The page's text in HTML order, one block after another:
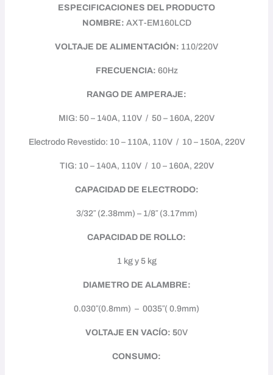
ESPECIFICACIONES DEL PRODUCTO
NOMBRE: AXT-EM160LCD
VOLTAJE DE ALIMENTACIÓN: 110/220V
FRECUENCIA: 60Hz
RANGO DE AMPERAJE:
MIG: 50 – 140A, 110V / 50 – 160A, 220V
Electrodo Revestido: 10 – 110A, 110V / 10 – 150A, 220V
TIG: 10 – 140A, 110V / 10 – 160A, 220V
CAPACIDAD DE ELECTRODO:
3/32″ (2.38mm) – 1/8″ (3.17mm)
CAPACIDAD DE ROLLO:
1 kg y 5 kg
DIAMETRO DE ALAMBRE:
0.030″(0.8mm) – 0035″( 0.9mm)
VOLTAJE EN VACÍO: 50V
CONSUMO: